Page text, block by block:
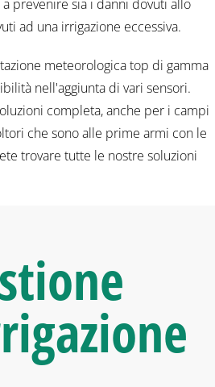
prevenire sia i danni dovuti allo
ad una irrigazione eccessiva.
meteorologica top di gamma
nell'aggiunta di vari sensori.
completa, anche per i campi
che sono alle prime armi con le
trovare tutte le nostre soluzioni